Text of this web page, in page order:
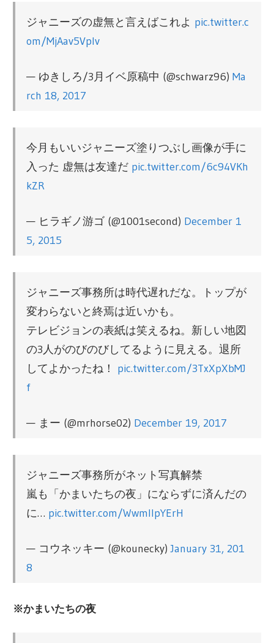
ジャニーズの虚無と言えばこれよ pic.twitter.c
om/MjAav5Vplv
— ゆきしろ/3月イベ原稿中 (@schwarz96)Ma
rch 18, 2017
今月もいいジャニーズ塗りつぶし画像が手に
入った 虚無は友達だ pic.twitter.com/6c94VKh
kZR
— ヒラギノ游ゴ (@1001second) December 1
5, 2015
ジャニーズ事務所は時代遅れだな。トップが
変わらないと終焉は近いかも。
テレビジョンの表紙は笑えるね。新しい地図
の3人がのびのびしてるように見える。退所
してよかったね！ pic.twitter.com/3TxXpXbMJ
f
— まー (@mrhorse02) December 19, 2017
ジャニーズ事務所がネット写真解禁
嵐も「かまいたちの夜」にならずに済んだの
に… pic.twitter.com/WwmllpYErH
— コウネッキー (@kounecky)January 31, 201
8
※かまいたちの夜